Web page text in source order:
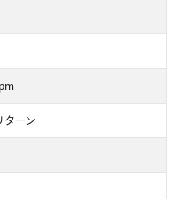
ターン